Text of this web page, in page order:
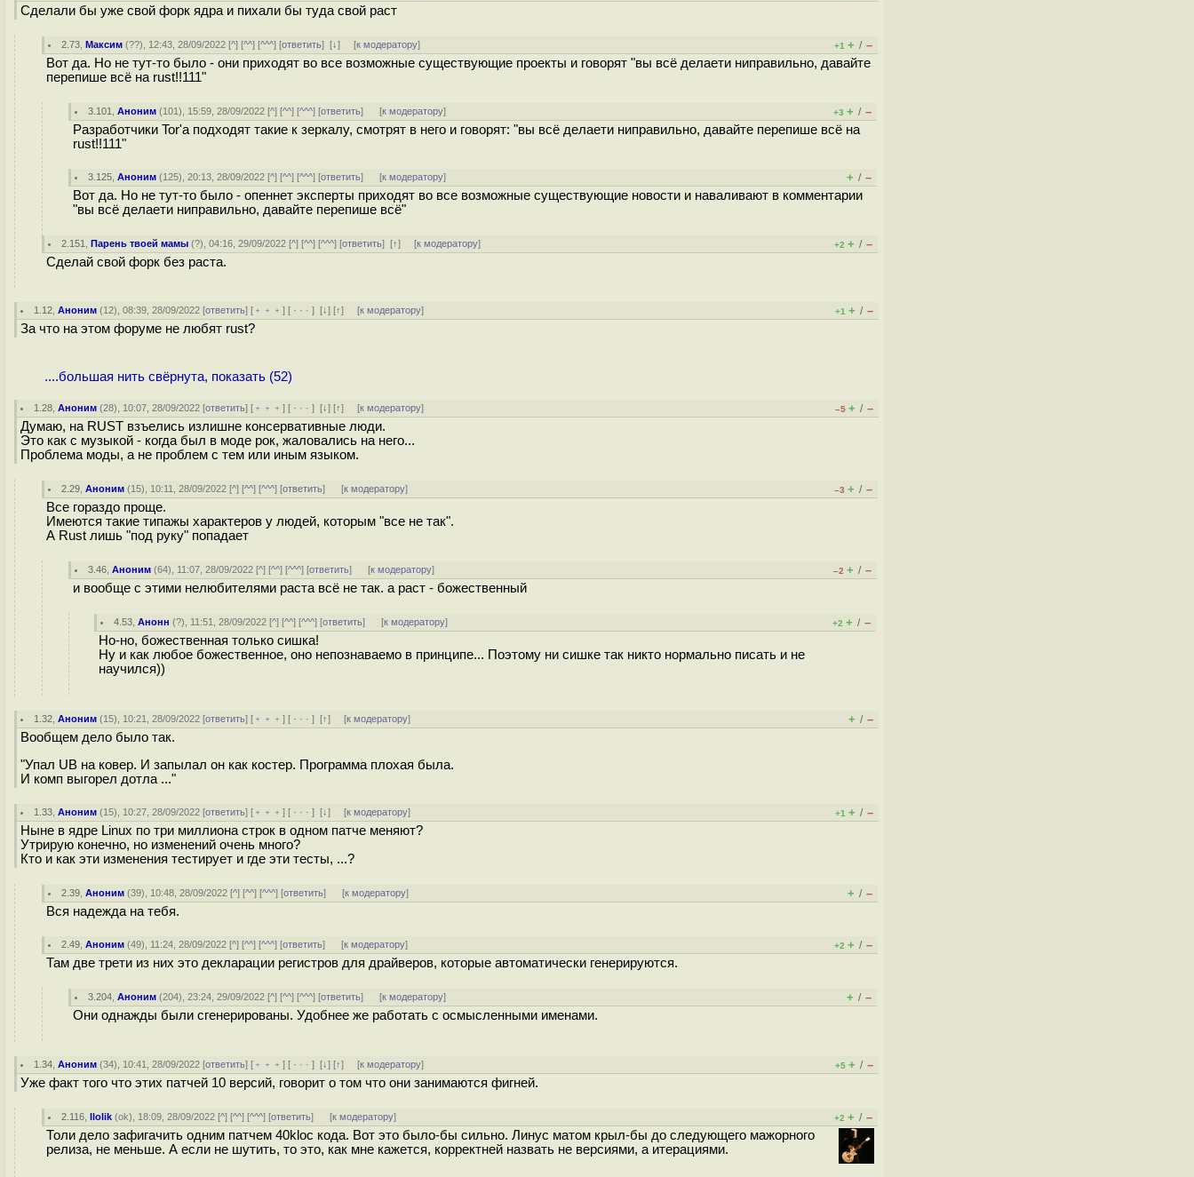
Сделали бы уже свой форк ядра и пихали бы туда свой раст
2.73 ,Максим (??), 12:43, 28/09/2022 [^] [^^] [^^^] [ответить][↓] [к модератору] +1 + / –
Вот да. Но не тут-то было - они приходят во все возможные существующие проекты и говорят "вы всё делаети ниправильно, давайте
перепише всё на rust!!111"
3.101 ,Аноним (101), 15:59, 28/09/2022 [^] [^^] [^^^] [ответить] [к модератору] +3 + / –
Разработчики Tor'а подходят такие к зеркалу, смотрят в него и говорят: "вы всё делаети ниправильно, давайте перепише всё на
rust!!111"
3.125 ,Аноним (125), 20:13, 28/09/2022 [^] [^^] [^^^] [ответить] [к модератору] + / –
Вот да. Но не тут-то было - опеннет эксперты приходят во все возможные существующие новости и наваливают в комментарии
"вы всё делаети ниправильно, давайте перепише всё"
2.151 ,Парень твоей мамы (?), 04:16, 29/09/2022 [^] [^^] [^^^] [ответить][↑] [к модератору] +2 + / –
Сделай свой форк без раста.
1.12 ,Аноним (12), 08:39, 28/09/2022 [ответить] [ ﹢﹢﹢] [ · · ·][↓] [↑] [к модератору] +1 + / –
За что на этом форуме не любят rust?
....большая нить свёрнута, показать (52)
1.28 ,Аноним (28), 10:07, 28/09/2022 [ответить] [ ﹢﹢﹢] [ · · ·][↓] [↑] [к модератору] –5 + / –
Думаю, на RUST взъелись излишне консервативные люди.
Это как с музыкой - когда был в моде рок, жаловались на него...
Проблема моды, а не проблем с тем или иным языком.
2.29 ,Аноним (15), 10:11, 28/09/2022 [^] [^^] [^^^] [ответить] [к модератору] –3 + / –
Все гораздо проще.
Имеются такие типажы характеров у людей, которым "все не так".
А Rust лишь "под руку" попадает
3.46 ,Аноним (64), 11:07, 28/09/2022 [^] [^^] [^^^] [ответить] [к модератору] –2 + / –
и вообще с этими нелюбителями раста всё не так. а раст - божественный
4.53 ,Анонн (?), 11:51, 28/09/2022 [^] [^^] [^^^] [ответить] [к модератору] +2 + / –
Но-но, божественная только сишка!
Ну и как любое божественное, оно непознаваемо в принципе... Поэтому ни сишке так никто нормально писать и не
научился))
1.32 ,Аноним (15), 10:21, 28/09/2022 [ответить] [ ﹢﹢﹢] [ · · ·][↑] [к модератору] + / –
Вообщем дело было так.
"Упал UB на ковер. И запылал он как костер. Программа плохая была.
И комп выгорел дотла ..."
1.33 ,Аноним (15), 10:27, 28/09/2022 [ответить] [ ﹢﹢﹢] [ · · ·][↓] [к модератору] +1 + / –
Ныне в ядре Linux по три миллиона строк в одном патче меняют?
Утрирую конечно, но изменений очень много?
Кто и как эти изменения тестирует и где эти тесты, ...?
2.39 ,Аноним (39), 10:48, 28/09/2022 [^] [^^] [^^^] [ответить] [к модератору] + / –
Вся надежда на тебя.
2.49 ,Аноним (49), 11:24, 28/09/2022 [^] [^^] [^^^] [ответить] [к модератору] +2 + / –
Там две трети из них это декларации регистров для драйверов, которые автоматически генерируются.
3.204 ,Аноним (204), 23:24, 29/09/2022 [^] [^^] [^^^] [ответить] [к модератору] + / –
Они однажды были сгенерированы. Удобнее же работать с осмысленными именами.
1.34 ,Аноним (34), 10:41, 28/09/2022 [ответить] [ ﹢﹢﹢] [ · · ·][↓] [↑] [к модератору] +5 + / –
Уже факт того что этих патчей 10 версий, говорит о том что они занимаются фигней.
2.116 ,llolik (ok), 18:09, 28/09/2022 [^] [^^] [^^^] [ответить] [к модератору] +2 + / –
Толи дело зафигачить одним патчем 40kloc кода. Вот это было-бы сильно. Линус матом крыл-бы до следующего мажорного
релиза, не меньше. А если не шутить, то это, как мне кажется, корректней назвать не версиями, а итерациями.